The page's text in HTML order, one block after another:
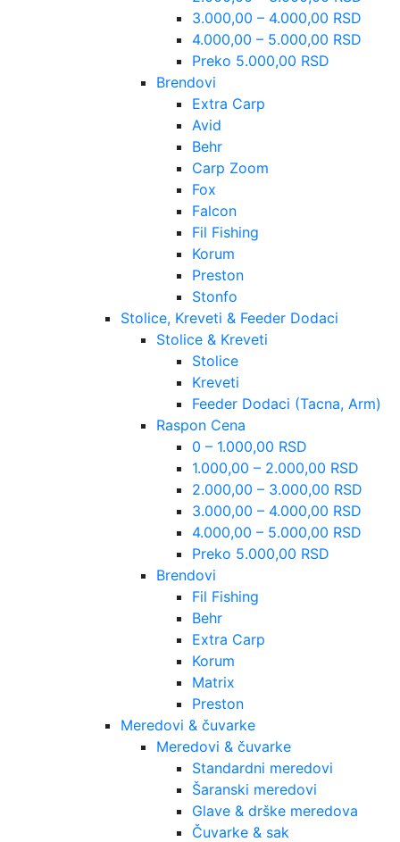
3.000,00 – 4.000,00 RSD
4.000,00 – 5.000,00 RSD
Preko 5.000,00 RSD
Brendovi
Extra Carp
Avid
Behr
Carp Zoom
Fox
Falcon
Fil Fishing
Korum
Preston
Stonfo
Stolice, Kreveti & Feeder Dodaci
Stolice & Kreveti
Stolice
Kreveti
Feeder Dodaci (Tacna, Arm)
Raspon Cena
0 – 1.000,00 RSD
1.000,00 – 2.000,00 RSD
2.000,00 – 3.000,00 RSD
3.000,00 – 4.000,00 RSD
4.000,00 – 5.000,00 RSD
Preko 5.000,00 RSD
Brendovi
Fil Fishing
Behr
Extra Carp
Korum
Matrix
Preston
Meredovi & čuvarke
Meredovi & čuvarke
Standardni meredovi
Šaranski meredovi
Glave & drške meredova
Čuvarke & sak